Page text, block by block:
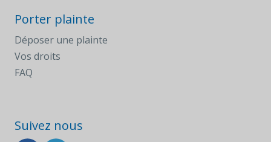
Porter plainte
Déposer une plainte
Vos droits
FAQ
Suivez nous